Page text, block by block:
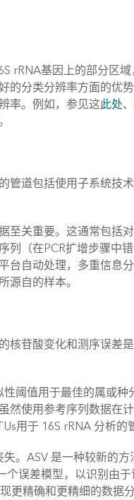
rRNA基因上的部分区
的分类分辨率方面的优
率。例如，参见这此处、
管道包括使用子系统技
至关重要。这通常包括
（在PCR扩增步骤中
自动处理，多重信息
自的样本。
苷酸变化和测序误差
阈值用于最佳的属或
然使用参考序列数据在
用于 16S rRNA 分析的
。ASV 是一种较新的
误差模型，以识别由
更精确和更精细的数据